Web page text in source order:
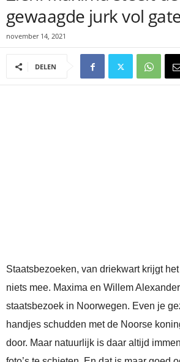
gewaagde jurk vol
november 14, 2021
DELEN
Staatsbezoeken, van driekwart krijgt
niets mee. Maxima en Willem
staatsbezoek in Noorwegen. Even je
handjes schudden met de Noorse
door. Maar natuurlijk is daar altijd